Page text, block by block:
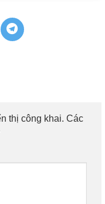
thị công khai. Các